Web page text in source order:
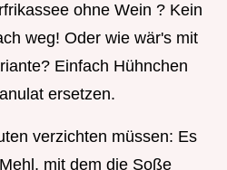
ohne Wein ? Kein
weg! Oder wie wär's mit
Einfach Hühnchen
ersetzen.
verzichten müssen: Es
mit dem die Soße